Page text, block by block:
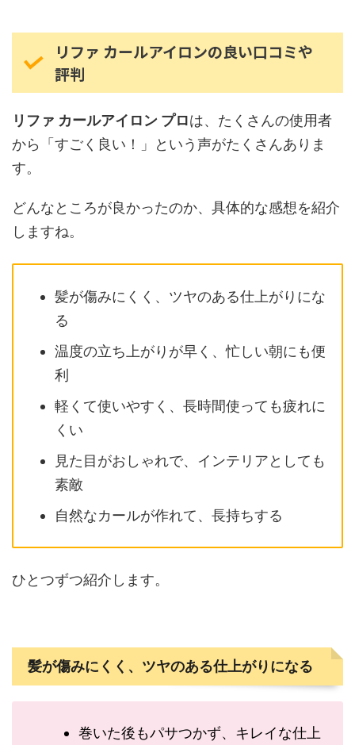
リファ カールアイロンの良い口コミや
評判
リファ カールアイロン プロは、たくさんの使用者
から「すごく良い！」という声がたくさんありま
す。
どんなところが良かったのか、具体的な感想を紹介
しますね。
髪が傷みにくく、ツヤのある仕上がりにな
る
温度の立ち上がりが早く、忙しい朝にも便
利
軽くて使いやすく、長時間使っても疲れに
くい
見た目がおしゃれで、インテリアとしても
素敵
自然なカールが作れて、長持ちする
ひとつずつ紹介します。
髪が傷みにくく、ツヤのある仕上がりになる
巻いた後もパサつかず、キレイな仕上